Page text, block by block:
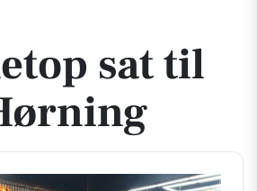
i Hørning
sat til